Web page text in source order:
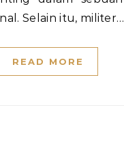
Selain itu, militer…
READ MORE